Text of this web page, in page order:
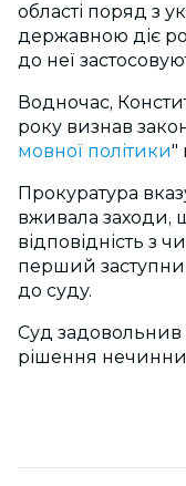
області поряд з
державною діє
до неї
Водночас,
року визнав
мовної політики"
Прокуратура
вживала заходи,
відповідність з
перший
до суду.
Суд задовольнив
рішення